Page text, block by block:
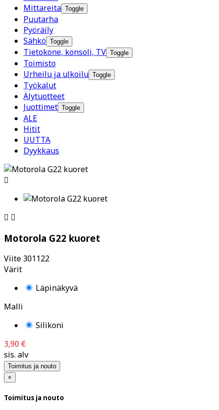
Mittareita Toggle
Puutarha
Pyöräily
Sähkö Toggle
Tietokone, konsoli, TV Toggle
Toimisto
Urheilu ja ulkoilu Toggle
Työkalut
Älytuotteet
Juottimet Toggle
ALE
Hitit
UUTTA
Dyykkaus

 
Motorola G22 kuoret
Viite 301122
Värit
Läpinäkyvä
Malli
Silikoni
3,90 €
sis. alv
Toimitus ja nouto
×
Toimitus ja nouto